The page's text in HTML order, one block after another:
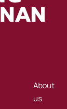
About
us